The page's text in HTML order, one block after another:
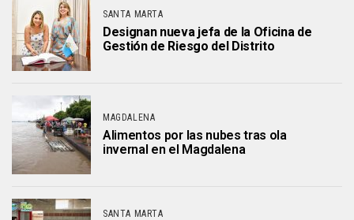
SANTA MARTA
Designan nueva jefa de la Oficina de
Gestión de Riesgo del Distrito
MAGDALENA
Alimentos por las nubes tras ola
invernal en el Magdalena
SANTA MARTA